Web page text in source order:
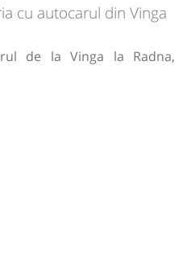
cu autocarul din Vinga
de la Vinga la Radna,